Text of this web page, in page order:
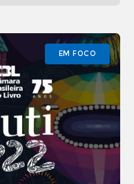
EM FOCO